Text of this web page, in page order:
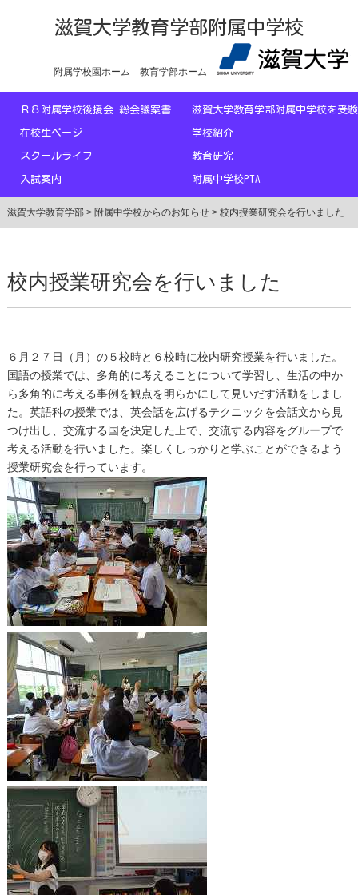
滋賀大学教育学部附属中学校
附属学校園ホーム 教育学部ホーム
Ｒ８附属学校後援会 総会議案書 滋賀大学教育学部附属中学校を
在校生ページ 学校紹介
スクールライフ 教育研究
入試案内 附属中学校PTA
滋賀大学教育学部> 附属中学校からのお知らせ> 校内授業研究会を行いました
校内授業研究会を行いました
６月２７日（月）の５校時と６校時に校内研究授業を行いました。
国語の授業では、多角的に考えることについて学習し、生活の中か
ら多角的に考える事例を観点を明らかにして見いだす活動をしまし
た。英語科の授業では、英会話を広げるテクニックを会話文から見
つけ出し、交流する国を決定した上で、交流する内容をグループで
考える活動を行いました。楽しくしっかりと学ぶことができるよう
授業研究会を行っています。